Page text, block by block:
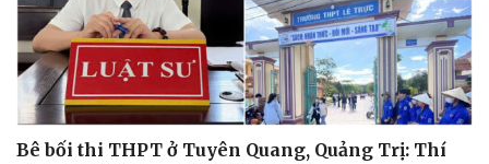
Bê bối thi THPT ở Tuyên Quang, Quảng Trị: Thí